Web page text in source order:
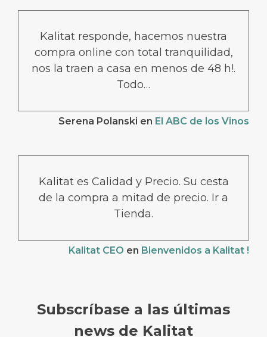
Kalitat responde, hacemos nuestra
compra online con total tranquilidad,
nos la traen a casa en menos de 48 h!.
Todo…
Serena Polanski en El ABC de los Vinos
Kalitat es Calidad y Precio. Su cesta
de la compra a mitad de precio. Ir a
Tienda.
Kalitat CEO en Bienvenidos a Kalitat !
Subscríbase a las últimas
news de Kalitat